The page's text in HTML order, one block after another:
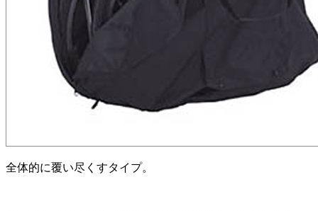
全体的に覆い尽くすタイプ。